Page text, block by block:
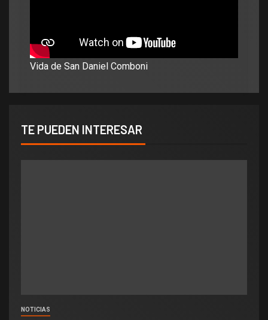
Vida de San Daniel Comboni
TE PUEDEN INTERESAR
NOTICIAS